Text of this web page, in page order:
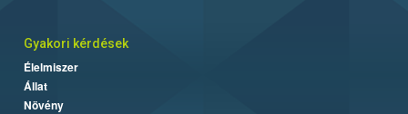
Gyakori kérdések
Élelmiszer
Állat
Növény